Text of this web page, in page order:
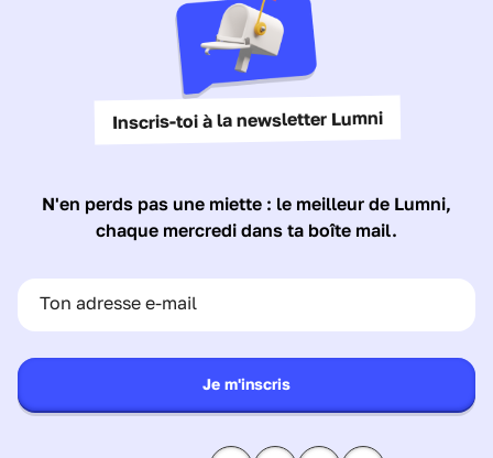
Inscris-toi à la newsletter Lumni
N'en perds pas une miette : le meilleur de Lumni,
chaque mercredi dans ta boîte mail.
Ton adresse e-mail
Je m'inscris